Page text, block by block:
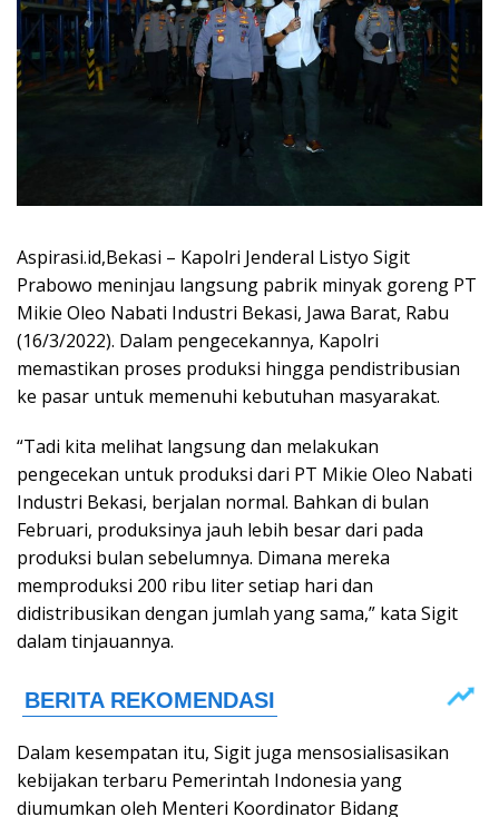
Aspirasi.id,Bekasi – Kapolri Jenderal Listyo Sigit
Prabowo meninjau langsung pabrik minyak goreng PT
Mikie Oleo Nabati Industri Bekasi, Jawa Barat, Rabu
(16/3/2022). Dalam pengecekannya, Kapolri
memastikan proses produksi hingga pendistribusian
ke pasar untuk memenuhi kebutuhan masyarakat.
“Tadi kita melihat langsung dan melakukan
pengecekan untuk produksi dari PT Mikie Oleo Nabati
Industri Bekasi, berjalan normal. Bahkan di bulan
Februari, produksinya jauh lebih besar dari pada
produksi bulan sebelumnya. Dimana mereka
memproduksi 200 ribu liter setiap hari dan
didistribusikan dengan jumlah yang sama,” kata Sigit
dalam tinjauannya.
Dalam kesempatan itu, Sigit juga mensosialisasikan
kebijakan terbaru Pemerintah Indonesia yang
diumumkan oleh Menteri Koordinator Bidang